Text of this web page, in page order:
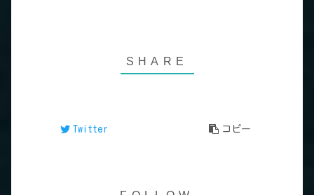
Twitter コピー